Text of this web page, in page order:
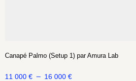
Canapé Palmo (Setup 1) par Amura Lab
11 000 € – 16 000 €